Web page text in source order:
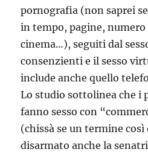
pornografia (non saprei
in tempo, pagine,
cinema…), seguiti dal
consenzienti e il sesso
include anche quello
Lo studio sottolinea che i
fanno sesso con
(chissà se un termine
disarmato anche la